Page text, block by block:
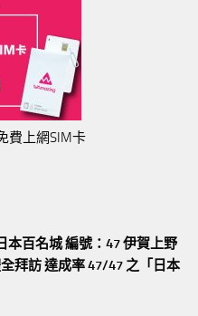
費上網SIM卡
百名城 編號：47 伊賀上野
拜訪達成率 47/47 之「日本